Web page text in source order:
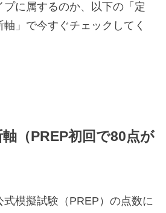
プに属するのか、以下の「定
」で今すぐチェックしてく
（PREP初回で80点が
模擬試験（PREP）の点数に